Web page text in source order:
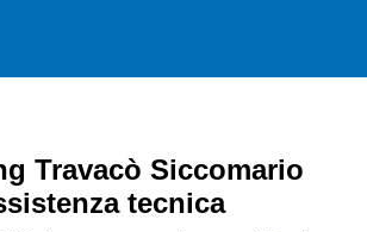
Travacò Siccomario
tecnica